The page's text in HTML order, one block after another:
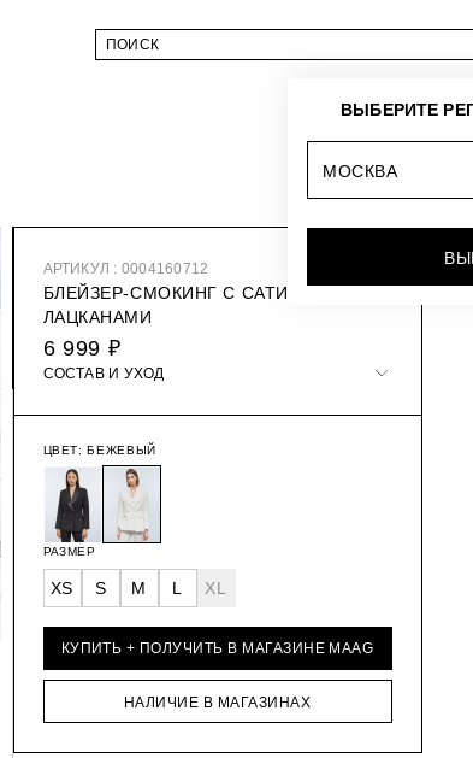
АРТИКУЛ : 0004160712
БЛЕЙЗЕР-СМОКИНГ С САТИНОВЫМИ
ЛАЦКАНАМИ
6 999 ₽
СОСТАВ И УХОД
ЦВЕТ: БЕЖЕВЫЙ
РАЗМЕР
XS S M L XL
КУПИТЬ + ПОЛУЧИТЬ В МАГАЗИНЕ MAAG
НАЛИЧИЕ В МАГАЗИНАХ
ВЫБЕРИТЕ
МОСКВА